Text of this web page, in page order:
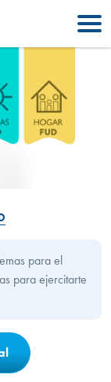
para el
para ejercitarte